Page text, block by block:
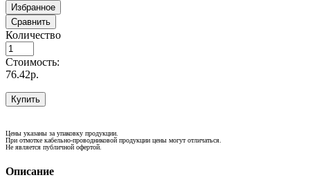
Избранное
Сравнить
Количество
Стоимость:
76.42р.
Купить
Цены указаны за упаковку продукции.
При отмотке кабельно-проводниковой продукции цены могут отличаться.
Не является публичной офертой.
Описание